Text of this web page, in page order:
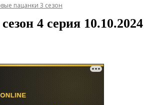
пацанки 3 сезон
4 серия 10.10.2024